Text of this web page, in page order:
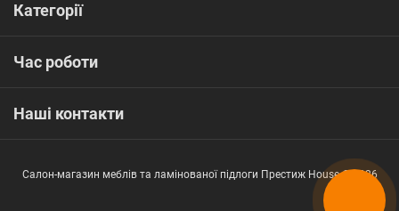
Категорії
Час роботи
Наші контакти
Салон-магазин меблів та ламінованої підлоги Престиж House © 2026